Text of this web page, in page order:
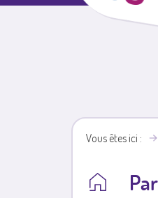
Vous êtes ici